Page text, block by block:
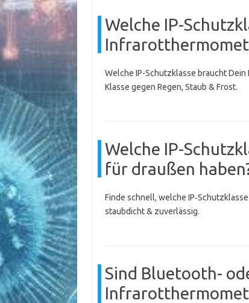
Welche IP-
Welche IP-Schutzklasse braucht
Klasse gegen Regen, Staub & Frost.
Welche IP-
für draußen
Finde schnell, welche
staubdicht & zuverlässig.
Sind Bluetooth-